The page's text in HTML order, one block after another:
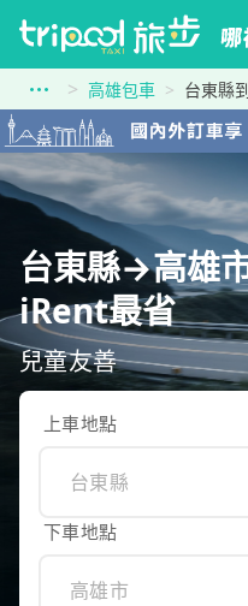
高雄包車 台東縣
台東縣→高雄
iRent最省
兒童友善
上車地點
下車地點